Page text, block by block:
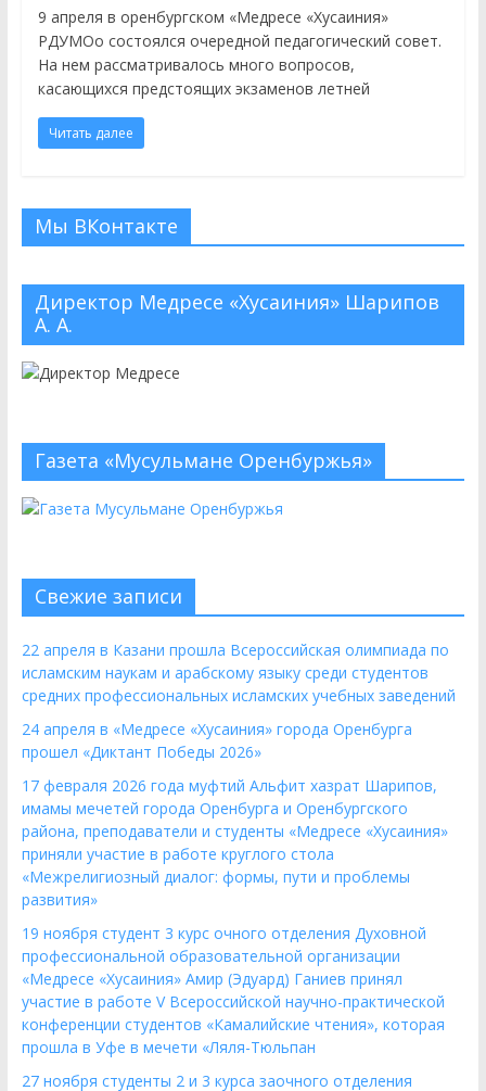
9 апреля в оренбургском «Медресе «Хусаиния»
РДУМОо состоялся очередной педагогический совет.
На нем рассматривалось много вопросов,
касающихся предстоящих экзаменов летней
Читать далее
Мы ВКонтакте
Директор Медресе «Хусаиния» Шарипов
А. А.
Газета «Мусульмане Оренбуржья»
Свежие записи
22 апреля в Казани прошла Всероссийская олимпиада по
исламским наукам и арабскому языку среди студентов
средних профессиональных исламских учебных заведений
24 апреля в «Медресе «Хусаиния» города Оренбурга
прошел «Диктант Победы 2026»
17 февраля 2026 года муфтий Альфит хазрат Шарипов,
имамы мечетей города Оренбурга и Оренбургского
района, преподаватели и студенты «Медресе «Хусаиния»
приняли участие в работе круглого стола
«Межрелигиозный диалог: формы, пути и проблемы
развития»
19 ноября студент 3 курс очного отделения Духовной
профессиональной образовательной организации
«Медресе «Хусаиния» Амир (Эдуард) Ганиев принял
участие в работе V Всероссийской научно-практической
конференции студентов «Камалийские чтения», которая
прошла в Уфе в мечети «Ляля-Тюльпан
27 ноября студенты 2 и 3 курса заочного отделения